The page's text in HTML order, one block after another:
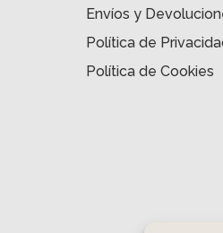
Envíos y
Política de
Política de Cookies